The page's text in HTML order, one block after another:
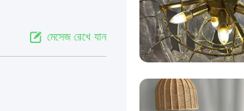
মেসেজ রেখে যান